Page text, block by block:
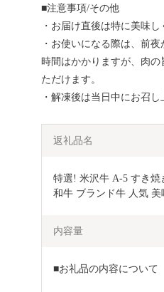
■注意事項/その他
・お届け直後は特に美味
・お使いになる際は、前
時間はかかりますが、肉
ただけます。
・解凍後は当日中にお召し
返礼品名
特選! 米沢牛 A-5 すき焼
和牛 ブランド牛 人気 美
内容量
■お礼品の内容について